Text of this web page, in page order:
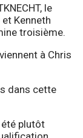
le
Kenneth
troisième.
à Chris
dans cette
été plutôt